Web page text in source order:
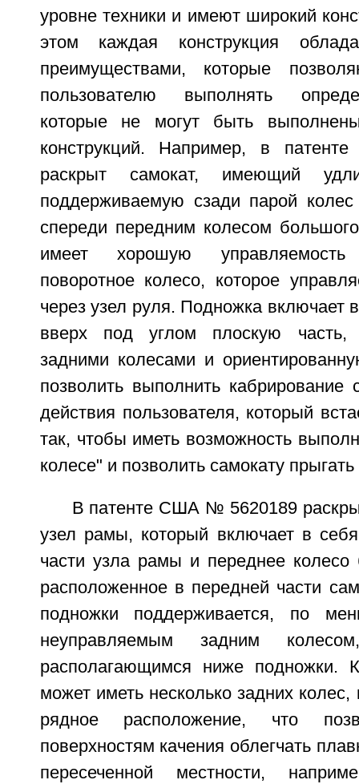
уровне техники и имеют широкий
этом каждая конструкция
преимуществами, которые
пользователю выполнять
которые не могут быть
конструкций. Например, в
раскрыт самокат, имеющий
поддерживаемую сзади парой
спереди передним колесом
имеет хорошую
поворотное колесо, которое
через узел руля. Подножка включает
вверх под углом плоскую часть,
задними колесами и
позволить выполнить кабрирование
действия пользователя, который
так, чтобы иметь возможность
колесе" и позволить самокату
В патенте США № 5620189
узел рамы, который включает в
части узла рамы и переднее колесо
расположенное в передней части
подножки поддерживается, по
неуправляемым задним
располагающимся ниже подножки.
может иметь несколько задних колес,
рядное расположение, что
поверхностям качения облегчать
пересеченной местности,